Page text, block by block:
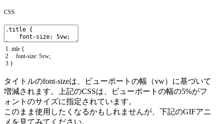
CSS
1
2
3
.title {
font-size: 5vw;
}
タイトルのfont-sizeは、ビューポートの幅（vw）に基づいて
増減されます。上記のCSSは、ビューポートの幅の5%がフ
ォントのサイズに指定されています。
このまま使用したくなるかもしれませんが、下記のGIFアニ
メを見てみてください。